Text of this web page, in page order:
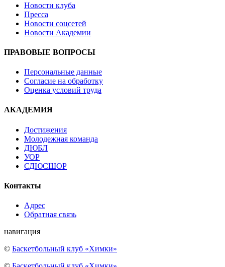
Новости клуба
Пресса
Новости соцсетей
Новости Академии
ПРАВОВЫЕ ВОПРОСЫ
Персональные данные
Согласие на обработку
Оценка условий труда
АКАДЕМИЯ
Достижения
Молодежная команда
ДЮБЛ
УОР
СДЮСШОР
Контакты
Адрес
Обратная связь
навигация
© Баскетбольный клуб «Химки»